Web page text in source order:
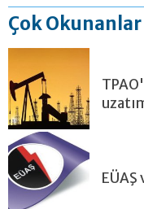
Çok Okunanlar
EÜAŞ